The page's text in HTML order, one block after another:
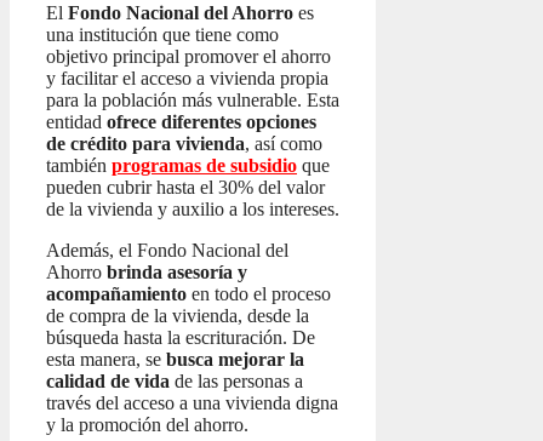
El Fondo Nacional del Ahorro es
una institución que tiene como
objetivo principal promover el ahorro
y facilitar el acceso a vivienda propia
para la población más vulnerable. Esta
entidad ofrece diferentes opciones
de crédito para vivienda, así como
también programas de subsidio que
pueden cubrir hasta el 30% del valor
de la vivienda y auxilio a los intereses.
Además, el Fondo Nacional del
Ahorro brinda asesoría y
acompañamiento en todo el proceso
de compra de la vivienda, desde la
búsqueda hasta la escrituración. De
esta manera, se busca mejorar la
calidad de vida de las personas a
través del acceso a una vivienda digna
y la promoción del ahorro.